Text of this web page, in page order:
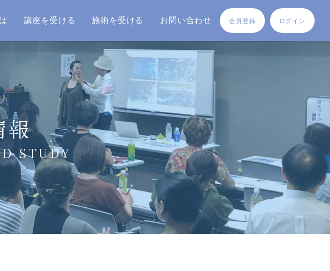
講座を受ける 施術を受ける お問い合わせ 会員登録 ログイン
報
STUDY